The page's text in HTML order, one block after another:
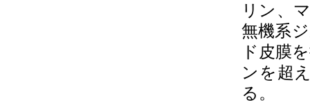
リン、
無機系
ド皮膜
ンを超
る。